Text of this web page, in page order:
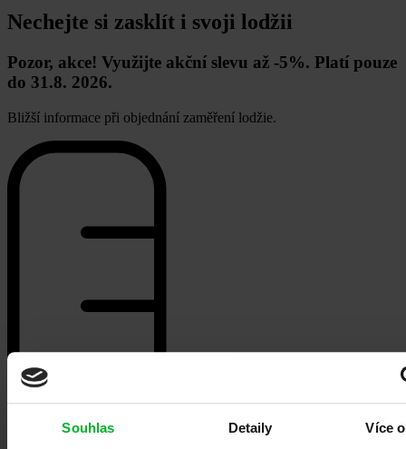
Souhlas Detaily Více
Nechejte si zasklít i svoji lodžii
Pozor, akce! Využijte akční slevu až -5%. Platí pouze
do 31.8. 2026.
Bližší informace při objednání zaměření lodžie.